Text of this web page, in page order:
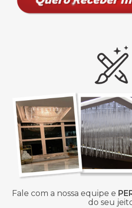
Fale com a nossa equipe e
do seu